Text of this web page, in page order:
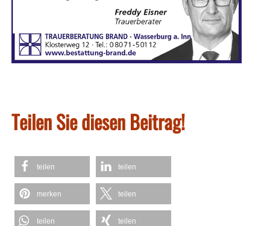
Teilen Sie diesen Beitrag!
teilen teilen
merken teilen
teilen teilen